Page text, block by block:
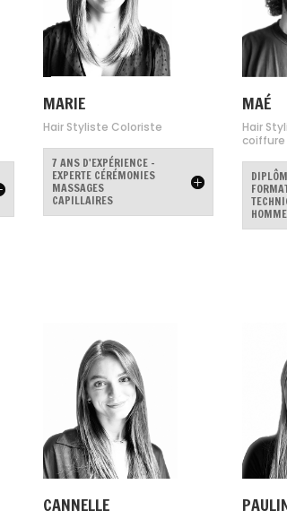
MARIE
Hair Styliste Coloriste
7 ANS D'EXPÉRIENCE -
EXPERTE CÉRÉMONIES
MASSAGES
CAPILLAIRES
MAÉ
Hair
HOMME
CANNELLE